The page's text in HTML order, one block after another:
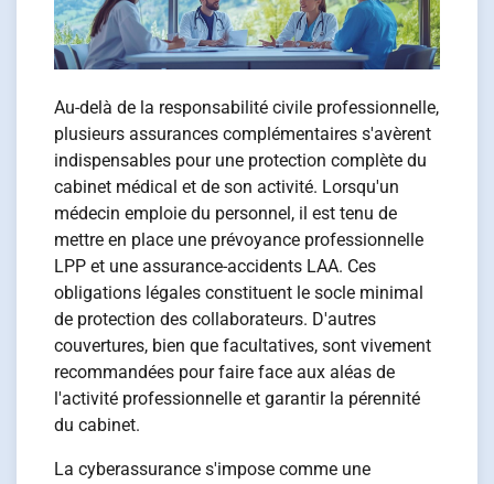
Au-delà de la responsabilité civile professionnelle,
plusieurs assurances complémentaires s'avèrent
indispensables pour une protection complète du
cabinet médical et de son activité. Lorsqu'un
médecin emploie du personnel, il est tenu de
mettre en place une prévoyance professionnelle
LPP et une assurance-accidents LAA. Ces
obligations légales constituent le socle minimal
de protection des collaborateurs. D'autres
couvertures, bien que facultatives, sont vivement
recommandées pour faire face aux aléas de
l'activité professionnelle et garantir la pérennité
du cabinet.
La cyberassurance s'impose comme une